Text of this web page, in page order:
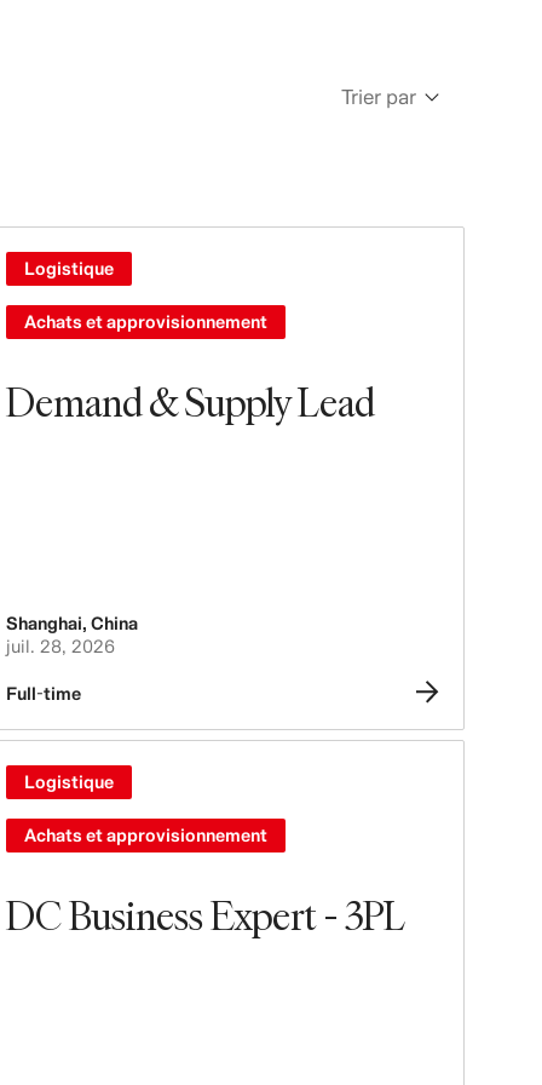
Trier par
Demand & Supply Lead
Logistique
Achats et approvisionnement
Shanghai, China
juil. 28, 2026
Full-time
DC Business Expert - 3PL
Logistique
Achats et approvisionnement